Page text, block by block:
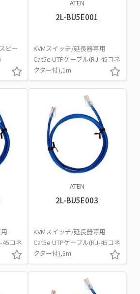
ピー
ATEN
2L-BU5E001
KVMスイッチ/延長器専用
Cat5e UTPケーブル(RJ-45コネ
クター付),1m
45コネ
ATEN
2L-BU5E003
KVMスイッチ/延長器専用
Cat5e UTPケーブル(RJ-45コネ
クター付),3m